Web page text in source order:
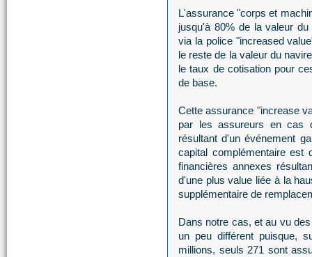
L'assurance "corps et
jusqu'à 80% de la valeur
via la police "increased
le reste de la valeur du
le taux de cotisation pour
de base.
Cette assurance "increase
par les assureurs en cas
résultant d'un événement
capital complémentaire est
financières annexes
d'une plus value liée à la
supplémentaire de
Dans notre cas, et au vu
un peu différent puisque,
millions, seuls 271 sont